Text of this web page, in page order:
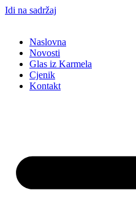
Idi na sadržaj
Naslovna
Novosti
Glas iz Karmela
Cjenik
Kontakt